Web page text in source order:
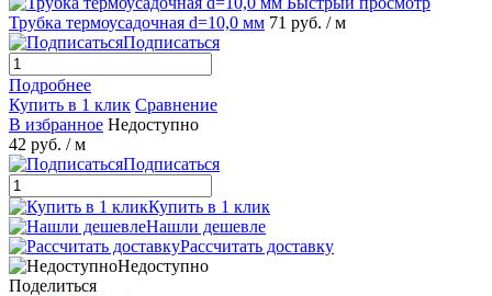
Трубка термоусадочная d=10,0 мм 71 руб. / м
Подписаться
Подробнее
Купить в 1 клик Сравнение
В избранное Недоступно
42 руб. / м
Подписаться
Купить в 1 клик
Нашли дешевле
Рассчитать доставку
Недоступно
Поделиться